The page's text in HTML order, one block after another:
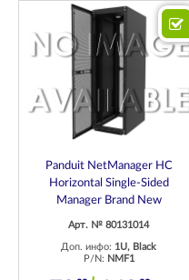
Panduit NetManager HC
Horizontal Single-Sided
Manager Brand New
Арт. № 80131014
Доп. инфо: 1U, Black
P/N: NMF1